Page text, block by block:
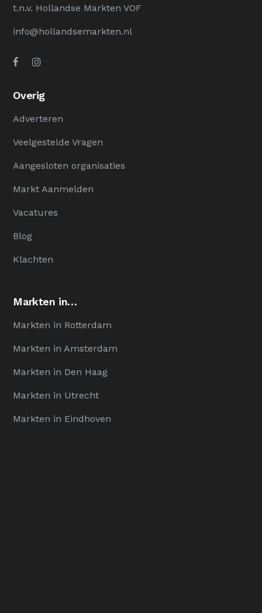
t.n.v. Hollandse Markten VOF
info@hollandsemarkten.nl
Overig
Adverteren
Veelgestelde Vragen
Aangesloten organisaties
Markt Aanmelden
Vacatures
Blog
Klachten
Markten in…
Markten in Rotterdam
Markten in Amsterdam
Markten in Den Haag
Markten in Utrecht
Markten in Eindhoven